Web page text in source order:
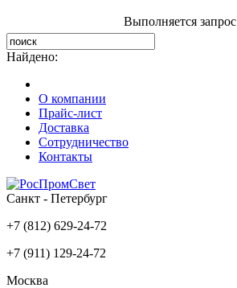
Выполняется запрос
Найдено:
О компании
Прайс-лист
Доставка
Сотрудничество
Контакты
Санкт - Петербург
+7 (812) 629-24-72
+7 (911) 129-24-72
Москва